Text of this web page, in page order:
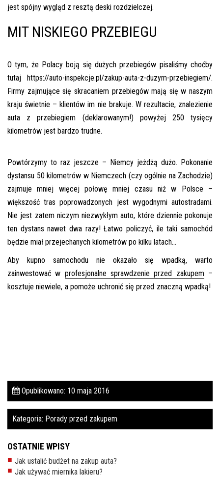
jest spójny wygląd z resztą deski rozdzielczej.
MIT NISKIEGO PRZEBIEGU
O tym, że Polacy boją się dużych przebiegów pisaliśmy choćby
tutaj https://auto-inspekcje.pl/zakup-auta-z-duzym-przebiegiem/.
Firmy zajmujące się skracaniem przebiegów mają się w naszym
kraju świetnie – klientów im nie brakuje. W rezultacie, znalezienie
auta z przebiegiem (deklarowanym!) powyżej 250 tysięcy
kilometrów jest bardzo trudne.
Powtórzymy to raz jeszcze – Niemcy jeżdżą dużo. Pokonanie
dystansu 50 kilometrów w Niemczech (czy ogólnie na Zachodzie)
zajmuje mniej więcej połowę mniej czasu niż w Polsce –
większość tras poprowadzonych jest wygodnymi autostradami.
Nie jest zatem niczym niezwykłym auto, które dziennie pokonuje
ten dystans nawet dwa razy! Łatwo policzyć, ile taki samochód
będzie miał przejechanych kilometrów po kilku latach…
Aby kupno samochodu nie okazało się wpadką, warto
zainwestować w profesjonalne sprawdzenie przed zakupem–
kosztuje niewiele, a pomoże uchronić się przed znaczną wpadką!
Opublikowano: 10 maja 2016
Kategoria: Porady przed zakupem
OSTATNIE WPISY
Jak ustalić budżet na zakup auta?
Jak używać miernika lakieru?